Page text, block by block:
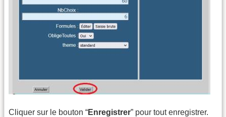
Cliquer sur le bouton “Enregistrer” pour tout enregistrer.